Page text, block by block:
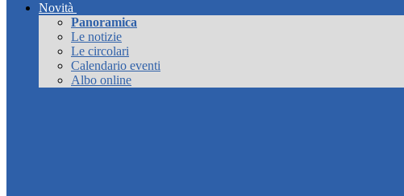
Novità
Panoramica
Le notizie
Le circolari
Calendario eventi
Albo online